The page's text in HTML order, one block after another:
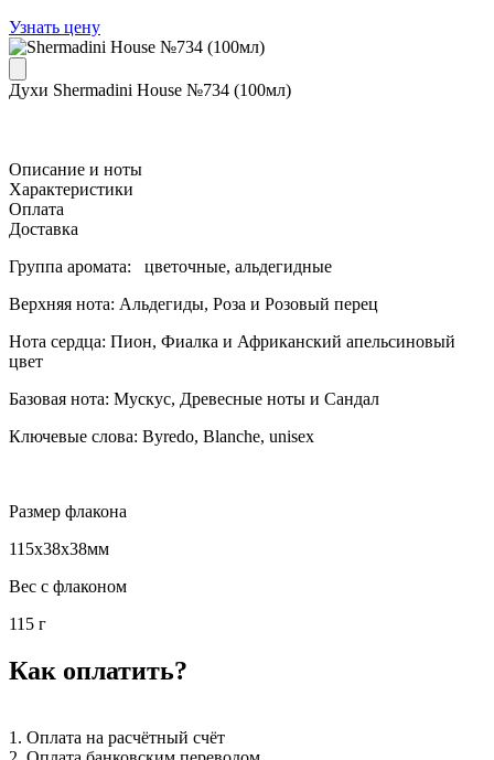
Узнать цену
Духи Shermadini House №734 (100мл)
Описание и ноты
Характеристики
Оплата
Доставка
Группа аромата: цветочные, альдегидные
Верхняя нота: Альдегиды, Роза и Розовый перец
Нота сердца: Пион, Фиалка и Африканский апельсиновый
цвет
Базовая нота: Мускус, Древесные ноты и Сандал
Ключевые слова: Byredo, Blanche, unisex
Размер флакона
115x38x38мм
Вес с флаконом
115 г
Как оплатить?
1. Оплата на расчётный счёт